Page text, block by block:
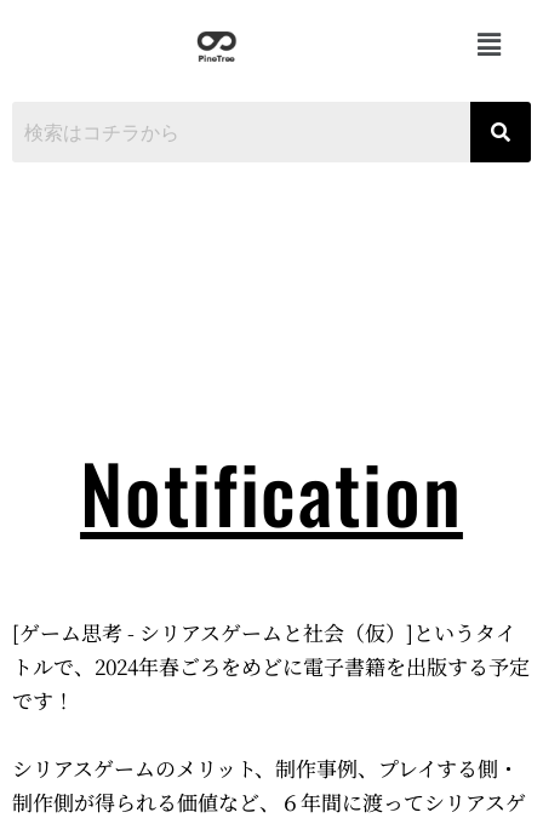
Notification
[ゲーム思考 - シリアスゲームと社会（仮）]というタイ
トルで、2024年春ごろをめどに電子書籍を出版する予定
です！
シリアスゲームのメリット、制作事例、プレイする側・
制作側が得られる価値など、６年間に渡ってシリアスゲ